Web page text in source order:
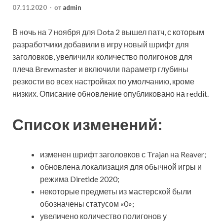
07.11.2020 - от admin
В ночь на 7 ноября для Dota 2 вышел патч, с которым
разработчики добавили в игру новый шрифт для
заголовков, увеличили количество полигонов для
плеча Brewmaster и включили параметр глубины
резкости во всех настройках по умолчанию, кроме
низких. Описание обновление опубликовано на reddit.
Список изменений:
изменен шрифт заголовков с Trajan на Reaver;
обновлена локализация для обычной игры и
режима Diretide 2020;
некоторые предметы из мастерской были
обозначены статусом «0»;
увеличено количество полигонов у